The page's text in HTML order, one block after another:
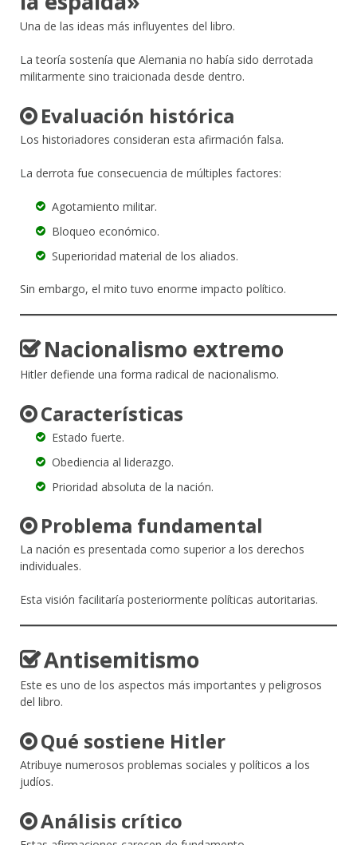
Una de las ideas más influyentes del libro.
La teoría sostenía que Alemania no había sido derrotada
militarmente sino traicionada desde dentro.
Evaluación histórica
Los historiadores consideran esta afirmación falsa.
La derrota fue consecuencia de múltiples factores:
Agotamiento militar.
Bloqueo económico.
Superioridad material de los aliados.
Sin embargo, el mito tuvo enorme impacto político.
Nacionalismo extremo
Hitler defiende una forma radical de nacionalismo.
Características
Estado fuerte.
Obediencia al liderazgo.
Prioridad absoluta de la nación.
Problema fundamental
La nación es presentada como superior a los derechos
individuales.
Esta visión facilitaría posteriormente políticas autoritarias.
Antisemitismo
Este es uno de los aspectos más importantes y peligrosos
del libro.
Qué sostiene Hitler
Atribuye numerosos problemas sociales y políticos a los
judíos.
Análisis crítico